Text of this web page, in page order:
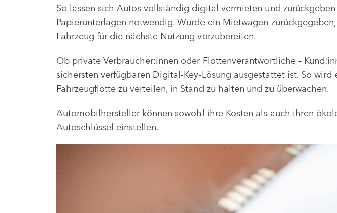
So lassen sich Autos vollständig digital vermieten und
Papierunterlagen notwendig. Wurde ein Mietwagen
Fahrzeug für die nächste Nutzung vorzubereiten.
Ob private Verbraucher:innen oder Flottenverantwortliche –
sichersten verfügbaren Digital-Key-Lösung ausgestattet ist. So
Fahrzeugflotte zu verteilen, in Stand zu halten und zu überwachen.
Automobilhersteller können sowohl ihre Kosten als auch ihren
Autoschlüssel einstellen.